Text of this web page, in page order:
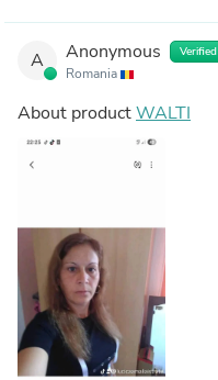
A Anonymous Verified
Romania
About productWALTI